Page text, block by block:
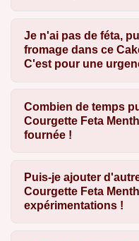
Je n'ai pas de féta,
fromage dans ce
C'est pour une
Combien de temps
Courgette Feta
fournée !
Puis-je ajouter
Courgette Feta
expérimentations !